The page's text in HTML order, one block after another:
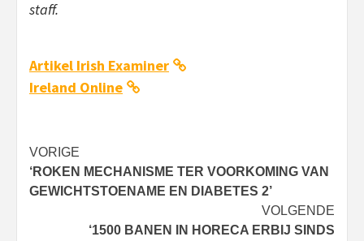
staff.
Artikel Irish Examiner
Ireland Online
Bericht
navigatie
VORIGE
‘ROKEN MECHANISME TER VOORKOMING VAN
GEWICHTSTOENAME EN DIABETES 2’
VOLGENDE
‘1500 BANEN IN HORECA ERBIJ SINDS